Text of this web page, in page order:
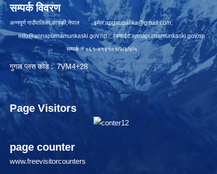
सम्पर्क विवरण
अन्नपूर्ण गाउँपालिका,कास्की,नेपाल इमेल:apgaupalika@gmail.com,
info@annapurnamunkaski.gov.npवेबसाईट:annapurnamunkaski.gov.np
सम्पर्क नं:०६१-४१४१०१/२/३/४/५
गुगल प्लस कोड : 7VM4+28
Page Visitors
page counter
www.freevisitorcounters